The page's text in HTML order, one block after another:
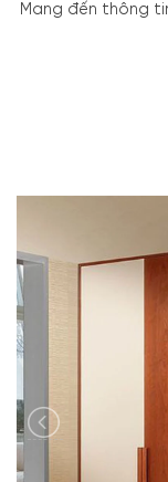
Mang đến thông